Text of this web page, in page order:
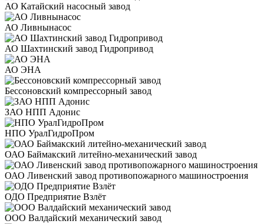
АО Катайский насосный завод
АО Ливнынасос
АО Шахтинский завод Гидропривод
АО ЭНА
Бессоновский компрессорный завод
ЗАО НПП Адонис
НПО УралГидроПром
ОАО Баймакский литейно-механический завод
ОАО Ливенский завод противопожарного машиностроения
ОДО Предприятие Взлёт
ООО Валдайский механический завод